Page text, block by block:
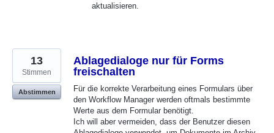
aktualisieren.
Ablagedialoge nur für Forms
freischalten
Für die korrekte Verarbeitung eines Formulars über
den Workflow Manager werden oftmals bestimmte
Werte aus dem Formular benötigt.
Ich will aber vermeiden, dass der Benutzer diesen
13
Stimmen
Abstimmen